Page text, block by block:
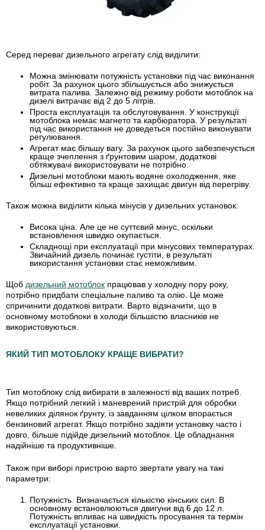
Серед переваг дизельного агрегату слід виділити:
Можна змінювати потужність установки під час виконання
робіт. За рахунок цього збільшується або знижується
витрата палива. Залежно від режиму роботи мотоблок на
дизелі витрачає від 2 до 5 літрів.
Проста експлуатація та обслуговування. У конструкції
мотоблока немає магнето та карбюратора. У результаті
під час використання не доведеться постійно виконувати
регулювання.
Агрегат має більшу вагу. За рахунок цього забезпечується
краще зчеплення з ґрунтовим шаром, додаткові
обтяжувачі використовувати не потрібно.
Дизельні мотоблоки мають водяне охолодження, яке
більш ефективно та краще захищає двигун від перегріву.
Також можна виділити кілька мінусів у дизельних установок:
Висока ціна. Але це не суттєвий мінус, оскільки
встановлення швидко окупається.
Складнощі при експлуатації при мінусових температурах.
Звичайний дизель починає густіти, в результаті
використання установки стає неможливим.
Щоб дизельний мотоблок працював у холодну пору року,
потрібно придбати спеціальне паливо та олію. Це може
спричинити додаткові витрати. Варто відзначити, що в
основному мотоблоки в холоди більшістю власників не
використовуються.
ЯКИЙ ТИП МОТОБЛОКУ КРАЩЕ ВИБРАТИ?
Тип мотоблоку слід вибирати в залежності від ваших потреб.
Якщо потрібний легкий і маневрений пристрій для обробки
невеликих ділянок ґрунту, із завданням цілком впорається
бензиновий агрегат. Якщо потрібно задіяти установку часто і
довго, більше підійде дизельний мотоблок. Це обладнання
надійніше та продуктивніше.
Також при виборі пристрою варто звертати увагу на такі
параметри:
Потужність. Визначається кількістю кінських сил. В
основному встановлюються двигуни від 6 до 12 л.
Потужність впливає на швидкість просування та термін
експлуатації установки.